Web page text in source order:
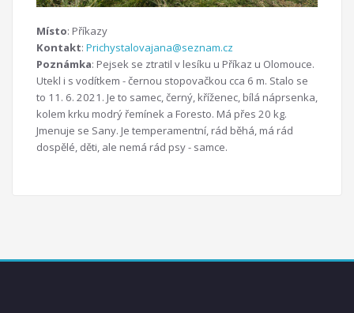
Místo: Příkazy
Kontakt: Prichystalovajana@seznam.cz
Poznámka: Pejsek se ztratil v lesíku u Příkaz u Olomouce.
Utekl i s vodítkem - černou stopovačkou cca 6 m. Stalo se
to 11. 6. 2021. Je to samec, černý, kříženec, bílá náprsenka,
kolem krku modrý řemínek a Foresto. Má přes 20 kg.
Jmenuje se Sany. Je temperamentní, rád běhá, má rád
dospělé, děti, ale nemá rád psy - samce.